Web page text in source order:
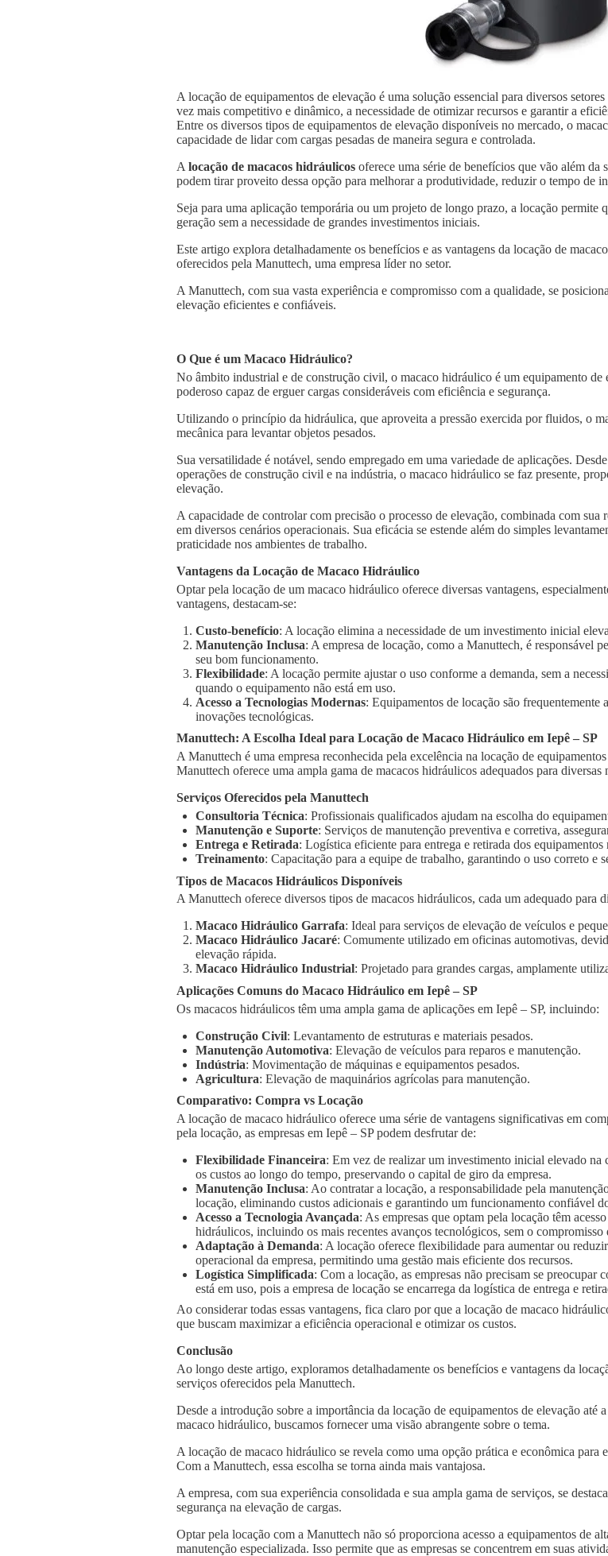
A locação de equipamentos de elevação é uma solução essencial para diversos
vez mais competitivo e dinâmico, a necessidade de otimizar recursos e garantir a
Entre os diversos tipos de equipamentos de elevação disponíveis no mercado, o
capacidade de lidar com cargas pesadas de maneira segura e controlada.
A locação de macacos hidráulicos oferece uma série de benefícios que vão além da
podem tirar proveito dessa opção para melhorar a produtividade, reduzir o tempo de
Seja para uma aplicação temporária ou um projeto de longo prazo, a locação permite
geração sem a necessidade de grandes investimentos iniciais.
Este artigo explora detalhadamente os benefícios e as vantagens da locação de
oferecidos pela Manuttech, uma empresa líder no setor.
A Manuttech, com sua vasta experiência e compromisso com a qualidade, se
elevação eficientes e confiáveis.
O Que é um Macaco Hidráulico?
No âmbito industrial e de construção civil, o macaco hidráulico é um equipamento
poderoso capaz de erguer cargas consideráveis com eficiência e segurança.
Utilizando o princípio da hidráulica, que aproveita a pressão exercida por fluidos, o
mecânica para levantar objetos pesados.
Sua versatilidade é notável, sendo empregado em uma variedade de aplicações.
operações de construção civil e na indústria, o macaco hidráulico se faz presente,
elevação.
A capacidade de controlar com precisão o processo de elevação, combinada com
em diversos cenários operacionais. Sua eficácia se estende além do simples
praticidade nos ambientes de trabalho.
Vantagens da Locação de Macaco Hidráulico
Optar pela locação de um macaco hidráulico oferece diversas vantagens,
vantagens, destacam-se:
Custo-benefício: A locação elimina a necessidade de um investimento inicial
Manutenção Inclusa: A empresa de locação, como a Manuttech, é responsável
seu bom funcionamento.
Flexibilidade: A locação permite ajustar o uso conforme a demanda, sem a
quando o equipamento não está em uso.
Acesso a Tecnologias Modernas: Equipamentos de locação são
inovações tecnológicas.
Manuttech: A Escolha Ideal para Locação de Macaco Hidráulico em Iepê – SP
A Manuttech é uma empresa reconhecida pela excelência na locação de
Manuttech oferece uma ampla gama de macacos hidráulicos adequados para diversas
Serviços Oferecidos pela Manuttech
Consultoria Técnica: Profissionais qualificados ajudam na escolha do
Manutenção e Suporte: Serviços de manutenção preventiva e corretiva,
Entrega e Retirada: Logística eficiente para entrega e retirada dos
Treinamento: Capacitação para a equipe de trabalho, garantindo o uso correto e
Tipos de Macacos Hidráulicos Disponíveis
A Manuttech oferece diversos tipos de macacos hidráulicos, cada um adequado para
Macaco Hidráulico Garrafa: Ideal para serviços de elevação de veículos e
Macaco Hidráulico Jacaré: Comumente utilizado em oficinas automotivas,
elevação rápida.
Macaco Hidráulico Industrial: Projetado para grandes cargas, amplamente
Aplicações Comuns do Macaco Hidráulico em Iepê – SP
Os macacos hidráulicos têm uma ampla gama de aplicações em Iepê – SP, incluindo:
Construção Civil: Levantamento de estruturas e materiais pesados.
Manutenção Automotiva: Elevação de veículos para reparos e manutenção.
Indústria: Movimentação de máquinas e equipamentos pesados.
Agricultura: Elevação de maquinários agrícolas para manutenção.
Comparativo: Compra vs Locação
A locação de macaco hidráulico oferece uma série de vantagens significativas em
pela locação, as empresas em Iepê – SP podem desfrutar de:
Flexibilidade Financeira: Em vez de realizar um investimento inicial elevado
os custos ao longo do tempo, preservando o capital de giro da empresa.
Manutenção Inclusa: Ao contratar a locação, a responsabilidade pela
locação, eliminando custos adicionais e garantindo um funcionamento confiável
Acesso a Tecnologia Avançada: As empresas que optam pela locação têm
hidráulicos, incluindo os mais recentes avanços tecnológicos, sem o
Adaptação à Demanda: A locação oferece flexibilidade para aumentar ou
operacional da empresa, permitindo uma gestão mais eficiente dos recursos.
Logística Simplificada: Com a locação, as empresas não precisam se
está em uso, pois a empresa de locação se encarrega da logística de entrega e
Ao considerar todas essas vantagens, fica claro por que a locação de macaco
que buscam maximizar a eficiência operacional e otimizar os custos.
Conclusão
Ao longo deste artigo, exploramos detalhadamente os benefícios e vantagens da
serviços oferecidos pela Manuttech.
Desde a introdução sobre a importância da locação de equipamentos de elevação até
macaco hidráulico, buscamos fornecer uma visão abrangente sobre o tema.
A locação de macaco hidráulico se revela como uma opção prática e econômica para
Com a Manuttech, essa escolha se torna ainda mais vantajosa.
A empresa, com sua experiência consolidada e sua ampla gama de serviços, se
segurança na elevação de cargas.
Optar pela locação com a Manuttech não só proporciona acesso a equipamentos de
manutenção especializada. Isso permite que as empresas se concentrem em suas